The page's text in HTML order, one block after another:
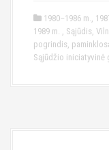
1980–1986 m.,
1989 m. , Sąjūdis,
pogrindis,
Sąjūdžio iniciatyvinė